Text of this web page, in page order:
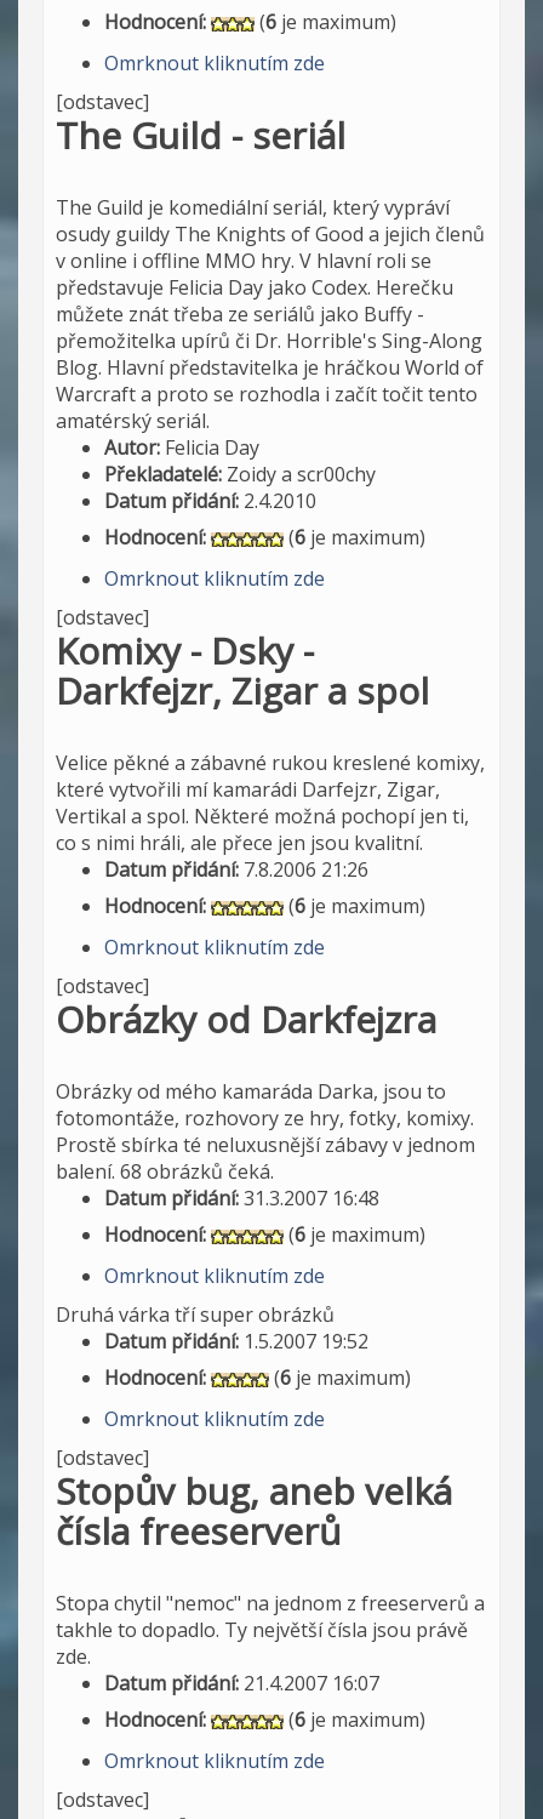
Hodnocení:
(6 je maximum)
Omrknout kliknutím zde
[odstavec]
The Guild - seriál
The Guild je komediální seriál, který vypráví
osudy guildy The Knights of Good a jejich členů
v online i offline MMO hry. V hlavní roli se
představuje Felicia Day jako Codex. Herečku
můžete znát třeba ze seriálů jako Buffy -
přemožitelka upírů či Dr. Horrible's Sing-Along
Blog. Hlavní představitelka je hráčkou World of
Warcraft a proto se rozhodla i začít točit tento
amatérský seriál.
Autor: Felicia Day
Překladatelé: Zoidy a scr00chy
Datum přidání: 2.4.2010
Hodnocení:
(6 je maximum)
Omrknout kliknutím zde
[odstavec]
Komixy - Dsky -
Darkfejzr, Zigar a spol
Velice pěkné a zábavné rukou kreslené komixy,
které vytvořili mí kamarádi Darfejzr, Zigar,
Vertikal a spol. Některé možná pochopí jen ti,
co s nimi hráli, ale přece jen jsou kvalitní.
Datum přidání: 7.8.2006 21:26
Hodnocení:
(6 je maximum)
Omrknout kliknutím zde
[odstavec]
Obrázky od Darkfejzra
Obrázky od mého kamaráda Darka, jsou to
fotomontáže, rozhovory ze hry, fotky, komixy.
Prostě sbírka té neluxusnější zábavy v jednom
balení. 68 obrázků čeká.
Datum přidání:31.3.2007 16:48
Hodnocení:
(6 je maximum)
Omrknout kliknutím zde
Druhá várka tří super obrázků
Datum přidání: 1.5.2007 19:52
Hodnocení:
(6 je maximum)
Omrknout kliknutím zde
[odstavec]
Stopův bug, aneb velká
čísla freeserverů
Stopa chytil "nemoc" na jednom z freeserverů a
takhle to dopadlo. Ty největší čísla jsou právě
zde.
Datum přidání: 21.4.2007 16:07
Hodnocení:
(6 je maximum)
Omrknout kliknutím zde
[odstavec]